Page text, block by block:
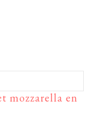
mozzarella en